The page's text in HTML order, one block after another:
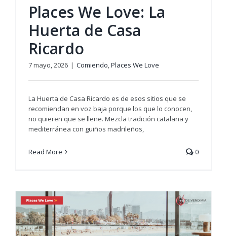
Places We Love: La
Huerta de Casa
Ricardo
7 mayo, 2026 | Comiendo,Places We Love
La Huerta de Casa Ricardo es de esos sitios que se
recomiendan en voz baja porque los que lo conocen,
no quieren que se llene. Mezcla tradición catalana y
mediterránea con guiños madrileños,
Read More 0